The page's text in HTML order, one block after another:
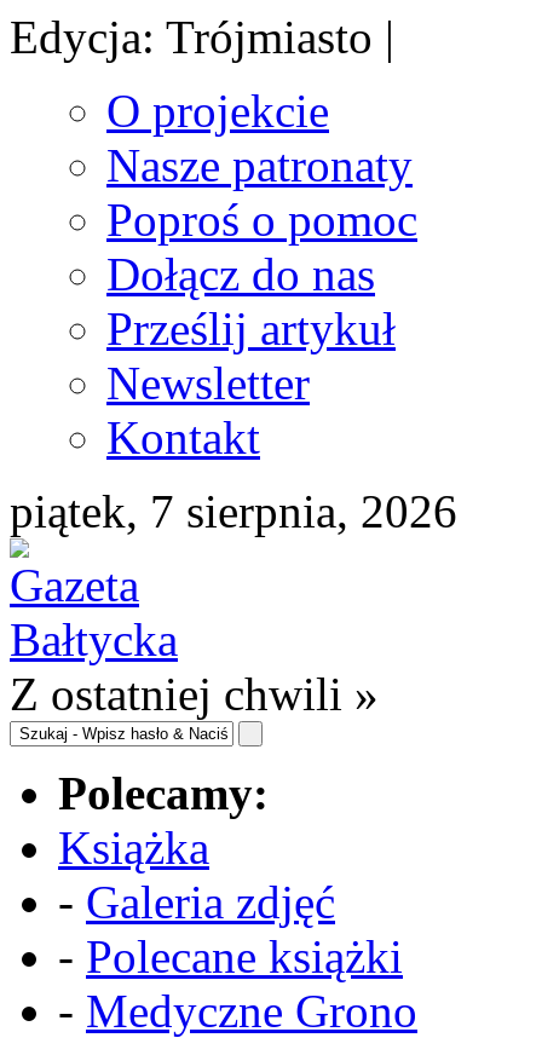
Edycja: Trójmiasto |
O projekcie
Nasze patronaty
Poproś o pomoc
Dołącz do nas
Prześlij artykuł
Newsletter
Kontakt
piątek, 7 sierpnia, 2026
Z ostatniej chwili »
Polecamy:
Książka
- Galeria zdjęć
- Polecane książki
- Medyczne Grono